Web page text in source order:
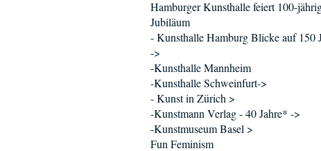
Hamburger Kunsthalle feiert 100-
Jubiläum
- Kunsthalle Hamburg Blicke auf 150
->
-Kunsthalle Mannheim
-Kunsthalle Schweinfurt->
- Kunst in Zürich >
-Kunstmann Verlag - 40 Jahre* ->
-Kunstmuseum Basel >
Fun Feminism